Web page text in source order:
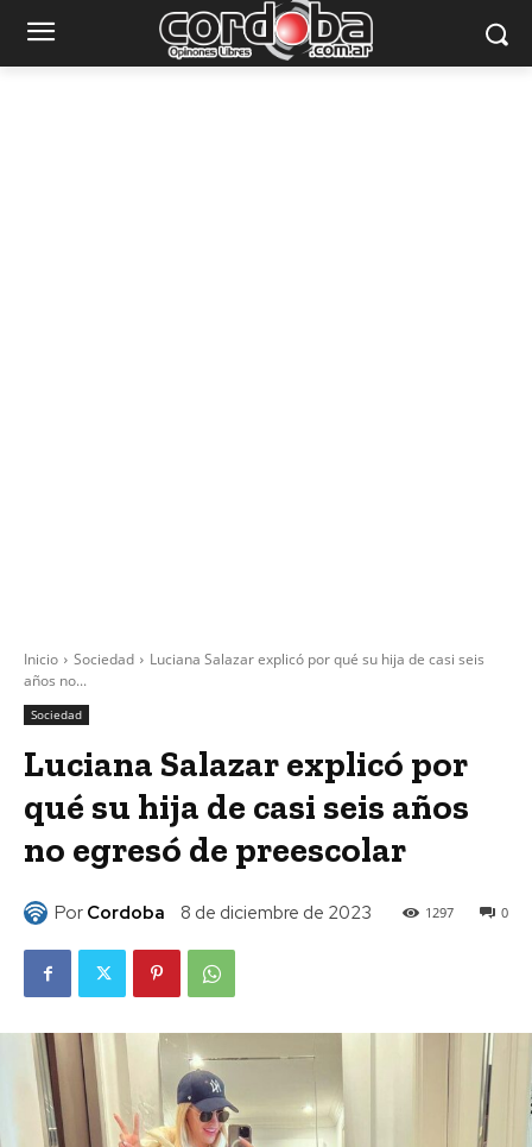
Inicio Sociedad
Luciana Salazar explicó por qué su hija de casi seis
años no...
Sociedad
Luciana Salazar explicó por
qué su hija de casi seis años
no egresó de preescolar
Por Cordoba 8 de diciembre de 2023 0
1297